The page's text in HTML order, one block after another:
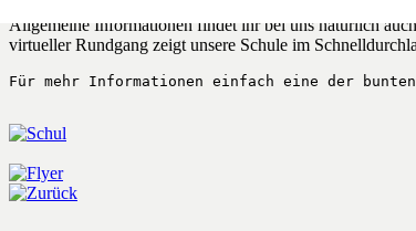
Allgemeine Informationen findet ihr bei uns natürlich
virtueller Rundgang zeigt unsere Schule im
Für mehr Informationen einfach eine der